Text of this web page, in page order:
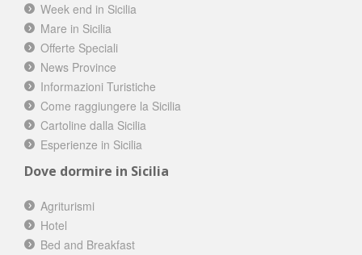
Week end in Sicilia
Mare in Sicilia
Offerte Speciali
News Province
Informazioni Turistiche
Come raggiungere la Sicilia
Cartoline dalla Sicilia
Esperienze in Sicilia
Dove dormire in Sicilia
Agriturismi
Hotel
Bed and Breakfast